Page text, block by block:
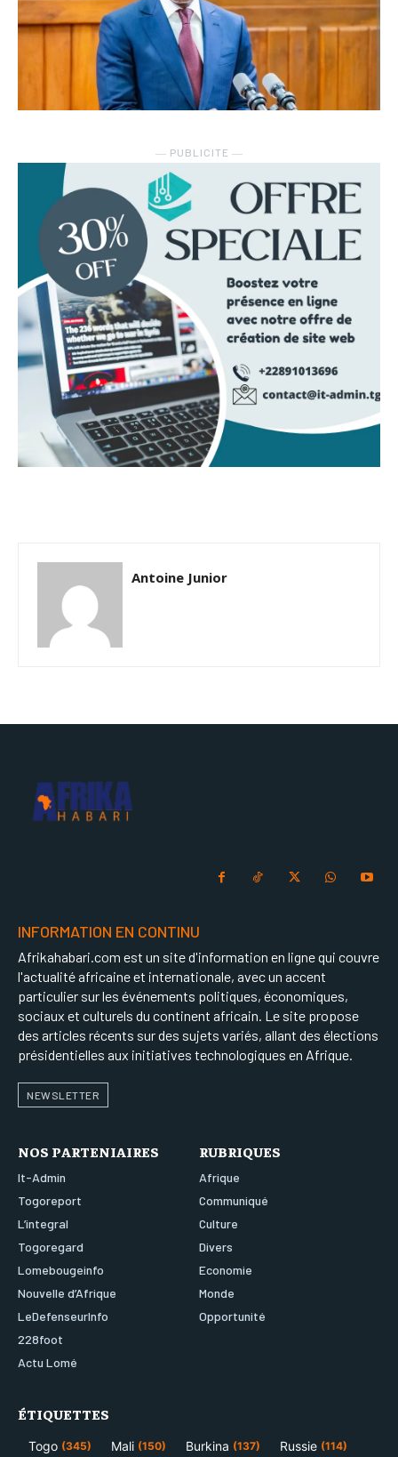
― PUBLICITE ―
Antoine Junior
INFORMATION EN CONTINU
Afrikahabari.com est un site d'information en ligne qui couvre
l'actualité africaine et internationale, avec un accent
particulier sur les événements politiques, économiques,
sociaux et culturels du continent africain. Le site propose
des articles récents sur des sujets variés, allant des élections
présidentielles aux initiatives technologiques en Afrique.
NEWSLETTER
NOS PARTENIAIRES
It-Admin
Togoreport
L’integral
Togoregard
Lomebougeinfo
Nouvelle d’Afrique
LeDefenseurInfo
228foot
Actu Lomé
RUBRIQUES
Afrique
Communiqué
Culture
Divers
Economie
Monde
Opportunité
ÉTIQUETTES
Togo (345) Mali (150) Burkina (137) Russie (114)